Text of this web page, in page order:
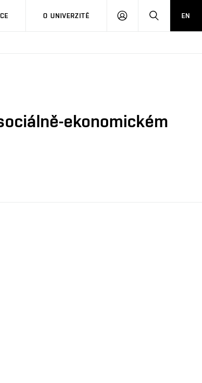
O UNIVERZITĚ
PŘIHLÁSIT HLEDATEN
ekonomickém